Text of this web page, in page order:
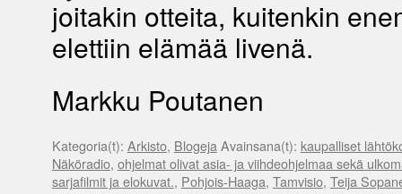
joitakin otteita, kuitenkin
elettiin elämää livenä.
Markku Poutanen
Kategoria(t): Arkisto, BlogejaAvainsana(t): kaupalliset
Näköradio, ohjelmat olivat asia- ja viihdeohjelmaa sekä
sarjafilmit ja elokuvat., Pohjois-Haaga, Tamvisio, Teija